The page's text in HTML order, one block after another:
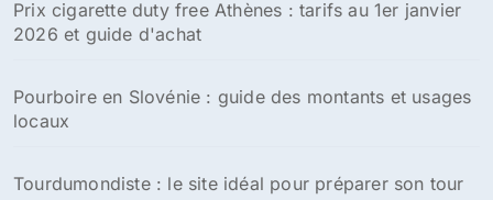
Prix cigarette duty free Athènes : tarifs au 1er janvier
2026 et guide d'achat
Pourboire en Slovénie : guide des montants et usages
locaux
Tourdumondiste : le site idéal pour préparer son tour